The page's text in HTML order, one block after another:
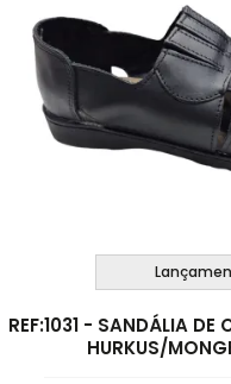
REF:1031 - SANDÁLIA DE
HURKUS/